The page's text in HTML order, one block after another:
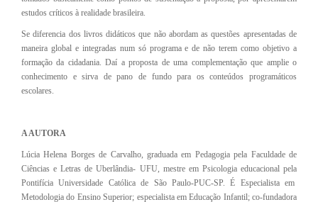
estudos críticos à realidade brasileira.
Se diferencia dos livros didáticos que não abordam as questões apresentadas de
maneira global e integradas num só programa e de não terem como objetivo a
formação da cidadania. Daí a proposta de uma complementação que amplie o
conhecimento e sirva de pano de fundo para os conteúdos programáticos
escolares.
A AUTORA
Lúcia Helena Borges de Carvalho, graduada em Pedagogia pela Faculdade de
Ciências e Letras de Uberlândia- UFU, mestre em Psicologia educacional pela
Pontifícia Universidade Católica de São Paulo-PUC-SP. É Especialista em
Metodologia do Ensino Superior; especialista em Educação Infantil; co-fundadora